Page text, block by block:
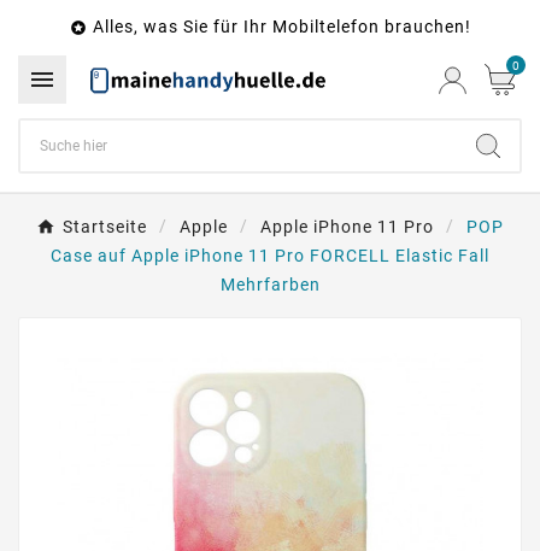
 Alles, was Sie für Ihr Mobiltelefon brauchen!
 0
Startseite Apple Apple iPhone 11 Pro
POP
Case auf Apple iPhone 11 Pro FORCELL Elastic Fall
Mehrfarben